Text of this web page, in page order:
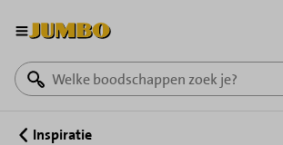
Home
Inspiratie